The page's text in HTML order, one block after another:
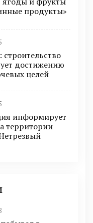
продукты»
достижению
целей
информирует
территории